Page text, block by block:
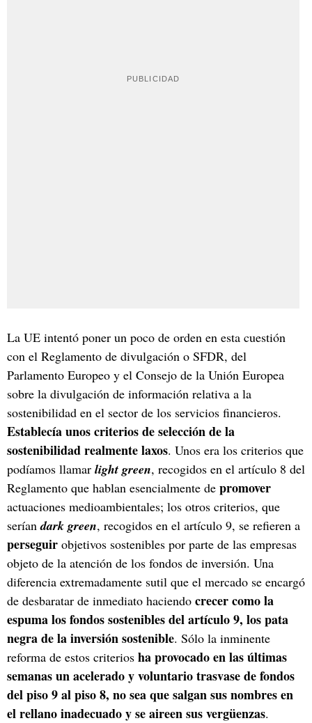
La UE intentó poner un poco de orden en esta cuestión
con el Reglamento de divulgación o SFDR, del
Parlamento Europeo y el Consejo de la Unión Europea
sobre la divulgación de información relativa a la
sostenibilidad en el sector de los servicios financieros.
Establecía unos criterios de selección de la
sostenibilidad realmente laxos. Unos era los criterios que
podíamos llamar light green, recogidos en el artículo 8 del
Reglamento que hablan esencialmente de promover
actuaciones medioambientales; los otros criterios, que
seríandark green, recogidos en el artículo 9, se refieren a
perseguir objetivos sostenibles por parte de las empresas
objeto de la atención de los fondos de inversión. Una
diferencia extremadamente sutil que el mercado se encargó
de desbaratar de inmediato haciendo crecer como la
espuma los fondos sostenibles del artículo 9, los pata
negra de la inversión sostenible. Sólo la inminente
reforma de estos criterios ha provocado en las últimas
semanas un acelerado y voluntario trasvase de fondos
del piso 9 al piso 8, no sea que salgan sus nombres en
el rellano inadecuado y se aireen sus vergüenzas.